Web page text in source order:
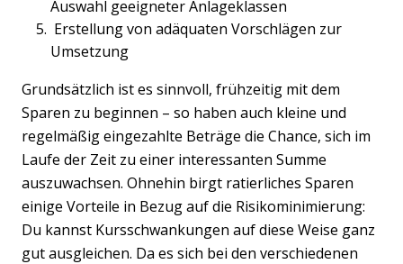
Previous
Auswahl geeigneter Anlageklassen
Erstellung von adäquaten Vorschlägen zur
Umsetzung
Grundsätzlich ist es sinnvoll, frühzeitig mit dem
Sparen zu beginnen – so haben auch kleine und
regelmäßig eingezahlte Beträge die Chance, sich im
Laufe der Zeit zu einer interessanten Summe
auszuwachsen. Ohnehin birgt ratierliches Sparen
einige Vorteile in Bezug auf die Risikominimierung:
Du kannst Kursschwankungen auf diese Weise ganz
gut ausgleichen. Da es sich bei den verschiedenen